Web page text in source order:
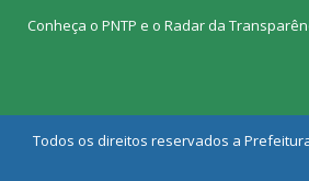
Conheça o PNTP e o Radar da
Todos os direitos reservados a